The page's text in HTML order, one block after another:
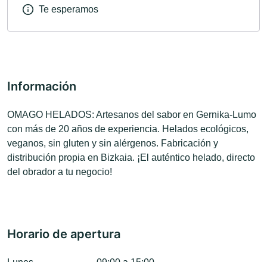
Te esperamos
Información
OMAGO HELADOS: Artesanos del sabor en Gernika-Lumo
con más de 20 años de experiencia. Helados ecológicos,
veganos, sin gluten y sin alérgenos. Fabricación y
distribución propia en Bizkaia. ¡El auténtico helado, directo
del obrador a tu negocio!
Horario de apertura